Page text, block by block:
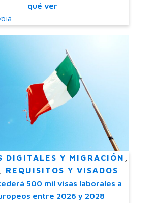
qué ver
DIGITALES Y MIGRACIÓN
REQUISITOS Y VISADOS
500 mil visas laborales a
entre 2026 y 2028